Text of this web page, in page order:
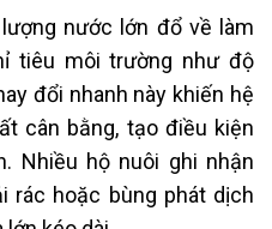
nước lớn đổ về làm
tiêu môi trường như độ
đổi nhanh này khiến hệ
cân bằng, tạo điều kiện
Nhiều hộ nuôi ghi nhận
rác hoặc bùng phát dịch